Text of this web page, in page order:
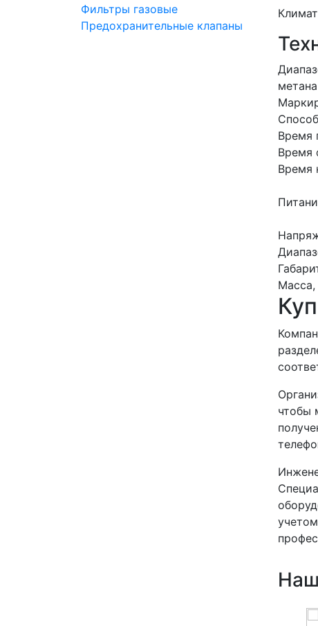
Фильтры газовые
Предохранительные клапаны
Время
Время
Время
Масса,
чтобы